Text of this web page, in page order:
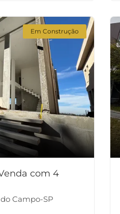
Em Construção
com 4
Campo-SP